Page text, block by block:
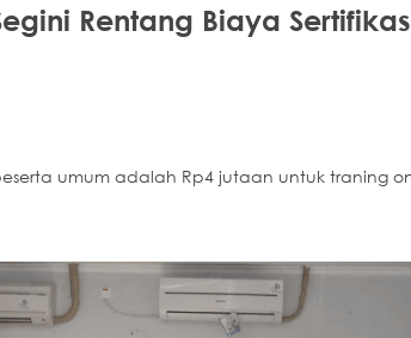
Rentang Biaya
umum adalah Rp4 jutaan untuk traning